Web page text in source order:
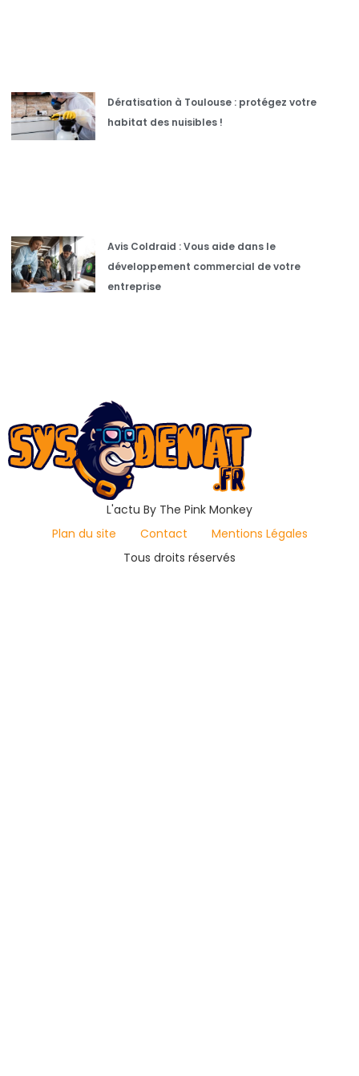
Dératisation à Toulouse : protégez votre
habitat des nuisibles !
Avis Coldraid : Vous aide dans le
développement commercial de votre
entreprise
L'actu By The Pink Monkey
Plan du site
Contact
Mentions Légales
Tous droits réservés